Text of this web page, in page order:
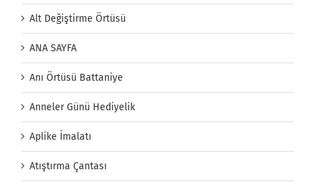
Alt Değiştirme Örtüsü
ANA SAYFA
Anı Örtüsü Battaniye
Anneler Günü Hediyelik
Aplike İmalatı
Atıştırma Çantası